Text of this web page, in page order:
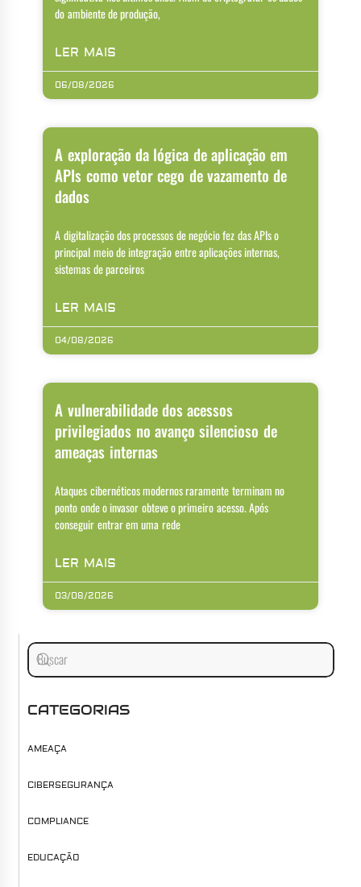
do ambiente de produção,
LER MAIS
06/08/2026
A exploração da lógica de aplicação em
APIs como vetor cego de vazamento de
dados
A digitalização dos processos de negócio fez das APIs o
principal meio de integração entre aplicações internas,
sistemas de parceiros
LER MAIS
04/08/2026
A vulnerabilidade dos acessos
privilegiados no avanço silencioso de
ameaças internas
Ataques cibernéticos modernos raramente terminam no
ponto onde o invasor obteve o primeiro acesso. Após
conseguir entrar em uma rede
LER MAIS
03/08/2026
CATEGORIAS
AMEAÇA
CIBERSEGURANÇA
COMPLIANCE
EDUCAÇÃO